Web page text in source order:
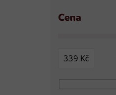
Cena
339 Kč